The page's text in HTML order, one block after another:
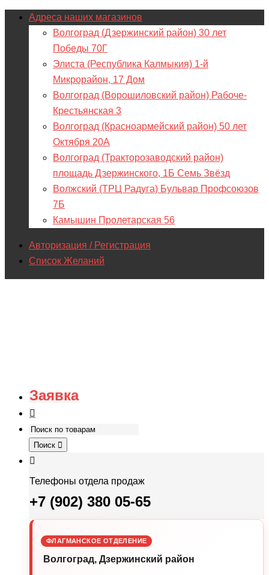
Адреса наших магазинов
Волгоград (Дзержинский район) 30 лет
Победы 70Г
Элиста (Республика Калмыкия) 1-й
Микрорайон, 17 Дом
Волгоград (Ворошиловский район) Рабоче-
Крестьянская 3
Волгоград (Красноармейский район) 50 лет
Октября 20А
Волгоград (Тракторозаводский район)
площадь Дзержинского, 1Б Семь Звёзд
Волжский (ТРЦ Радуга) Бульвар Профсоюзов
7Б
Камышин Пролетарская 56
Авторизация / Регистрация
Список Желаний
Заявка
Поиск
Телефоны отдела продаж
+7 (902) 380 05-65
ФЛАГМАНСКОЕ ОТДЕЛЕНИЕ
Волгоград, Дзержинский район